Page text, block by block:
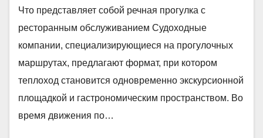
Что представляет собой речная прогулка с
ресторанным обслуживанием Судоходные
компании, специализирующиеся на прогулочных
маршрутах, предлагают формат, при котором
теплоход становится одновременно экскурсионной
площадкой и гастрономическим пространством. Во
время движения по…